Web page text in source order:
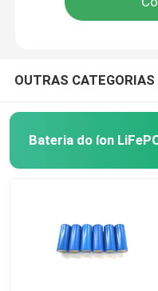
Fora do inversor
estação de energia
OUTRAS CATEGORIAS
Bateria do íon